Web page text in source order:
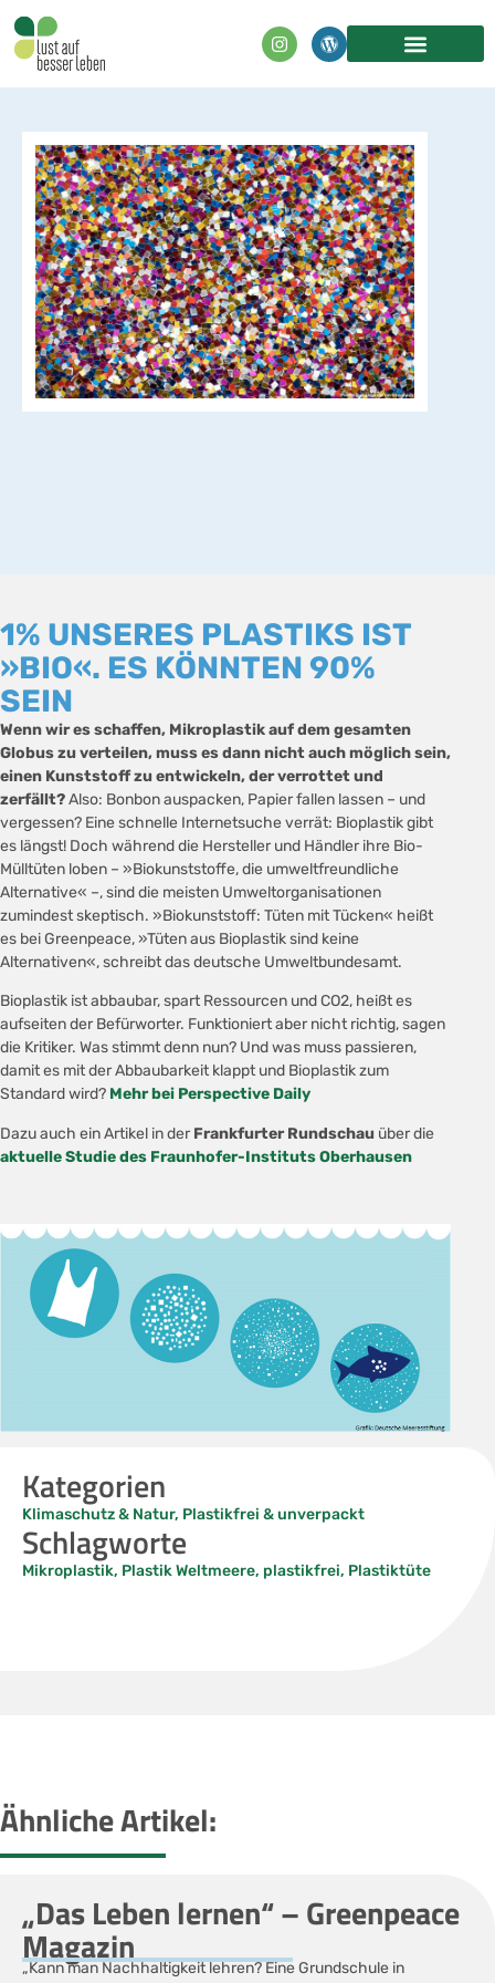
1% UNSERES PLASTIKS IST
»BIO«. ES KÖNNTEN 90%
SEIN
Wenn wir es schaffen, Mikroplastik auf dem gesamten
Globus zu verteilen, muss es dann nicht auch möglich sein,
einen Kunststoff zu entwickeln, der verrottet und
zerfällt?Also: Bonbon auspacken, Papier fallen lassen – und
vergessen? Eine schnelle Internetsuche verrät: Bioplastik gibt
es längst! Doch während die Hersteller und Händler ihre Bio-
Mülltüten loben – »Biokunststoffe, die umweltfreundliche
Alternative« –, sind die meisten Umweltorganisationen
zumindest skeptisch. »Biokunststoff: Tüten mit Tücken« heißt
es bei Greenpeace, »Tüten aus Bioplastik sind keine
Alternativen«, schreibt das deutsche Umweltbundesamt.
Bioplastik ist abbaubar, spart Ressourcen und CO2, heißt es
aufseiten der Befürworter. Funktioniert aber nicht richtig, sagen
die Kritiker. Was stimmt denn nun? Und was muss passieren,
damit es mit der Abbaubarkeit klappt und Bioplastik zum
Standard wird? Mehr bei Perspective Daily
Dazu auch ein Artikel in der Frankfurter Rundschau über die
aktuelle Studie des Fraunhofer-Instituts Oberhausen
Kategorien
Klimaschutz & Natur, Plastikfrei & unverpackt
Schlagworte
Mikroplastik, Plastik Weltmeere, plastikfrei, Plastiktüte
Ähnliche Artikel:
„Das Leben lernen“ – Greenpeace
Magazin
„Kann man Nachhaltigkeit lehren? Eine Grundschule in